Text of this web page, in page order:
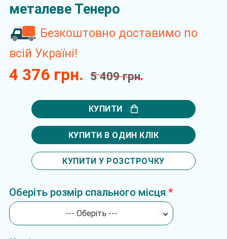
металеве Тенеро
Безкоштовно доставимо по
всій Україні!
4 376 грн. 5 409 грн.
КУПИТИ
КУПИТИ В ОДИН КЛІК
КУПИТИ У РОЗСТРОЧКУ
Оберіть розмір спального місця
--- Оберіть ---